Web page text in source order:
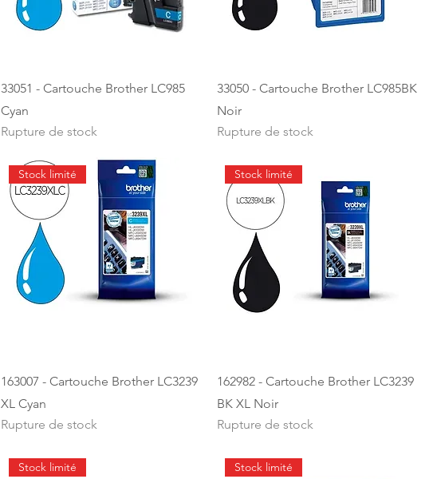
33051 - Cartouche Brother LC985
Cyan
Rupture de stock
33050 - Cartouche Brother LC985BK
Noir
Rupture de stock
Stock limité
163007 - Cartouche Brother LC3239
XL Cyan
Rupture de stock
Stock limité
162982 - Cartouche Brother LC3239
BK XL Noir
Rupture de stock
Stock limité Stock limité